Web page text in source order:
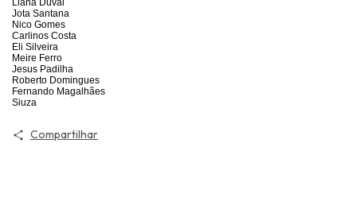
Liana Duval
Jota Santana
Nico Gomes
Carlinos Costa
Eli Silveira
Meire Ferro
Jesus Padilha
Roberto Domingues
Fernando Magalhães
Siuza
Compartilhar